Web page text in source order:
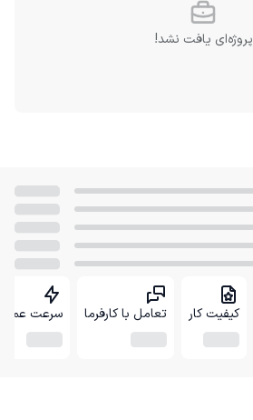
پروژه‌ای یافت نشد!
کیفیت کار تعامل با کارفرما سرعت عمل